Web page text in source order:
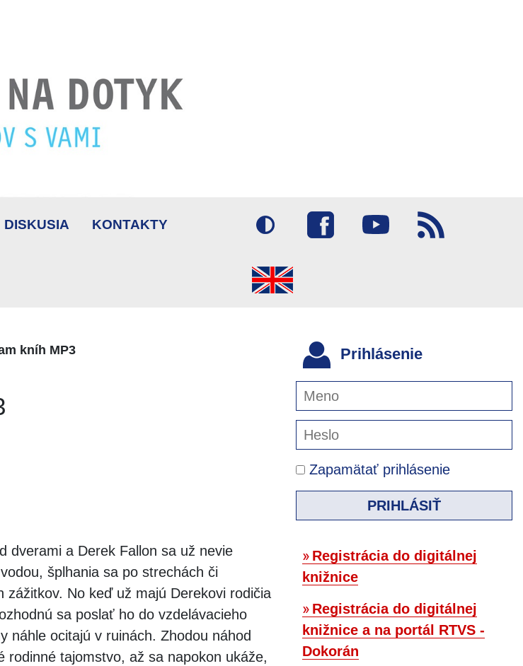
DISKUSIA KONTAKTY
kníh MP3
dverami a Derek Fallon sa už nevie
šplhania sa po strechách či
zážitkov. No keď už majú Derekovi rodičia
sa poslať ho do vzdelávacieho
náhle ocitajú v ruinách. Zhodou náhod
rodinné tajomstvo, až sa napokon ukáže,
Prihlásenie
Zapamätať prihlásenie
PRIHLÁSIŤ
Registrácia do digitálnej
knižnice
Registrácia do digitálnej
knižnice a na portál RTVS -
Dokorán